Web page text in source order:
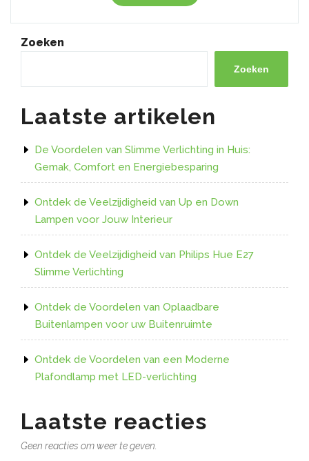
de
Veelzijdigheid
een
Strip
USB:
Verlichting
Diverse
Zoeken
Zoeken
Laatste artikelen
De Voordelen van Slimme Verlichting in Huis:
Gemak, Comfort en Energiebesparing
Ontdek de Veelzijdigheid van Up en Down
Lampen voor Jouw Interieur
Ontdek de Veelzijdigheid van Philips Hue E27
Slimme Verlichting
Ontdek de Voordelen van Oplaadbare
Buitenlampen voor uw Buitenruimte
Ontdek de Voordelen van een Moderne
Plafondlamp met LED-verlichting
Laatste reacties
Geen reacties om weer te geven.